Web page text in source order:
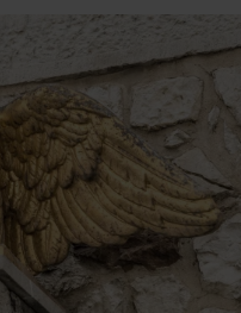
in Betrieb.
genutzt,
vergoldeter Adler als
Apotheke die
weitere Kupferhöfe
während Sie das
Gründerzeit
& Kupferhöfe"